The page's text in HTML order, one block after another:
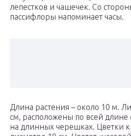
лепестков и чашечек. Со
пассифлоры напоминает часы.
Длина растения – около 10 м.
см, расположены по всей длине
на длинных черешках. Цветки